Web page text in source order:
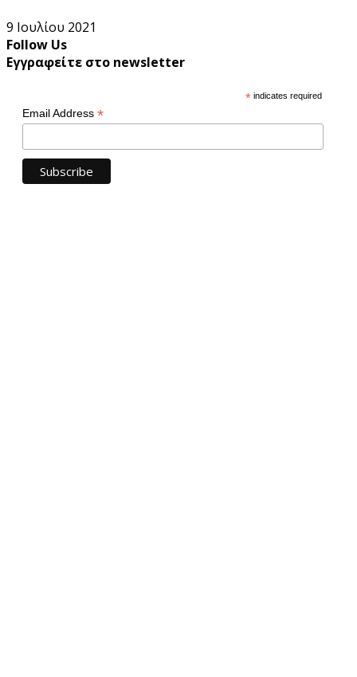
9 Ιουλίου 2021
Follow Us
Εγγραφείτε στο newsletter
* indicates required
Email Address *